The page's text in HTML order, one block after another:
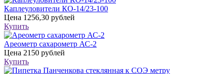
Каплеуловители КО-14/23-100
Цена 1256,30 рублей
Купить
Ареометр сахарометр АС-2
Цена 2150 рублей
Купить